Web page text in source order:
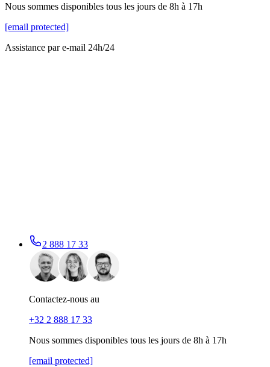
Nous sommes disponibles tous les jours de 8h à 17h
[email protected]
Assistance par e-mail 24h/24
2 888 17 33
Contactez-nous au
+32 2 888 17 33
Nous sommes disponibles tous les jours de 8h à 17h
[email protected]